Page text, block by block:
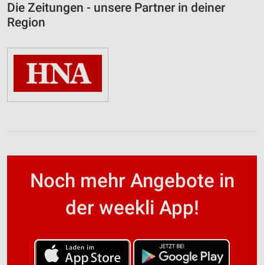
Die Zeitungen - unsere Partner in deiner
Region
Noch mehr Angebote in
der weekli App!